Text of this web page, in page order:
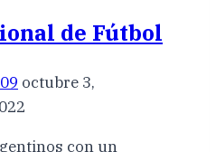
de Fútbol
octubre 3,
con un